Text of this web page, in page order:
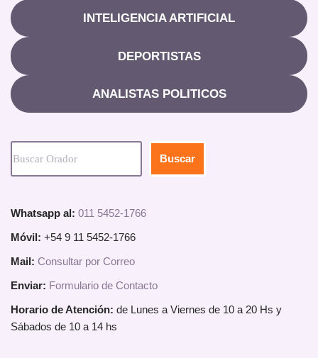
INTELIGENCIA ARTIFICIAL
DEPORTISTAS
ANALISTAS POLITICOS
Buscar
Whatsapp al: 011 5452-1766
Móvil: +54 9 11 5452-1766
Mail: Consultar por Correo
Enviar: Formulario de Contacto
Horario de Atención: de Lunes a Viernes de 10 a 20 Hs y
Sábados de 10 a 14 hs